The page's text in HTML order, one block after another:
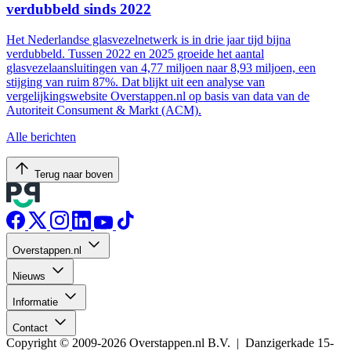
verdubbeld sinds 2022
Het Nederlandse glasvezelnetwerk is in drie jaar tijd bijna
verdubbeld. Tussen 2022 en 2025 groeide het aantal
glasvezelaansluitingen van 4,77 miljoen naar 8,93 miljoen, een
stijging van ruim 87%. Dat blijkt uit een analyse van
vergelijkingswebsite Overstappen.nl op basis van data van de
Autoriteit Consument & Markt (ACM).
Alle berichten
Terug naar boven
Overstappen.nl
Nieuws
Informatie
Contact
Copyright © 2009-2026 Overstappen.nl B.V. | Danzigerkade 15-